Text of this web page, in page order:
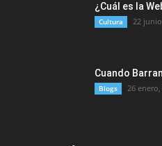
¿Cuál es la
Cultura 22
Cuando
Blogs 26 enero,